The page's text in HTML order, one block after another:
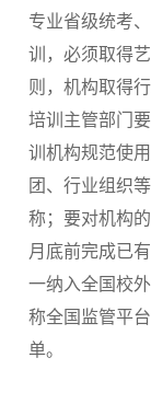
专业省级统考
训，必须取得
则，机构取得
培训主管部门
训机构规范使
团、行业组织
称；要对机构
月底前完成已
一纳入全国校
称全国监管平
单。